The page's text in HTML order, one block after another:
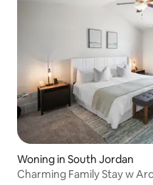
Woning in South Jordan
Charming Family Stay w